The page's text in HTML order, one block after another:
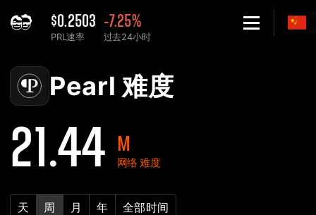
$0.2503
PRL速率
-7.25%
过去24小时
Pearl PRL 网络难度表 - 2Miners
Pearl 难度
21.44 M
网络 难度
天 周 月 年 全部时间